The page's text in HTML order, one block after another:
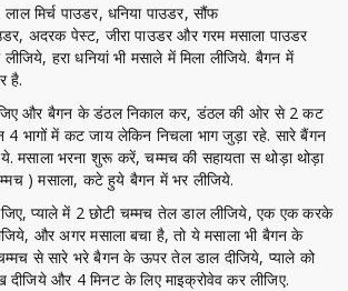
मिर्च पाउडर, धनिया पाउडर, सौंफ
अदरक पेस्ट, जीरा पाउडर और गरम मसाला पाउडर
हरा धनियां भी मसाले में मिला लीजिये. बैगन में
है.
और बैगन के डंठल निकाल कर, डंठल की ओर से 2 कट
भागों में कट जाय लेकिन निचला भाग जुड़ा रहे. सारे बैंगन
मसाला भरना शुरू करें, चम्मच की सहायता स थोड़ा थोड़ा
) मसाला, कटे हुये बैगन में भर लीजिये.
प्याले में 2 छोटी चम्मच तेल डाल लीजिये, एक एक करके
और अगर मसाला बचा है, तो ये मसाला भी बैगन के
से सारे भरे बैगन के ऊपर तेल डाल दीजिये, प्याले को
और 4 मिनट के लिए माइक्रोवेव कर लीजिए.